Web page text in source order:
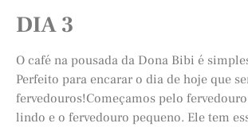
DIA 3
O café na pousada da Dona Bibi é
Perfeito para encarar o dia de hoje que
fervedouros!Começamos pelo
lindo e o fervedouro pequeno. Ele tem